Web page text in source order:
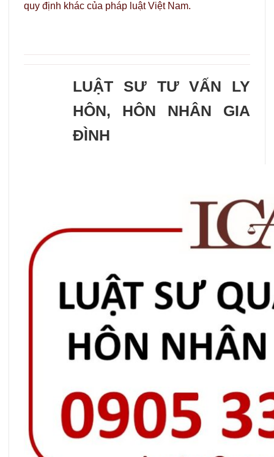
quy định khác của pháp luật Việt Nam.
LUẬT SƯ TƯ VẤN LY
HÔN, HÔN NHÂN GIA
ĐÌNH